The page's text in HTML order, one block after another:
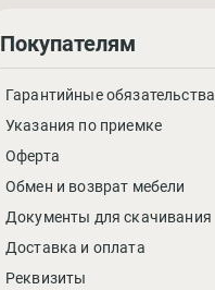
Покупателям
Гарантийные обязательства
Указания по приемке
Оферта
Обмен и возврат мебели
Документы для скачивания
Доставка и оплата
Реквизиты